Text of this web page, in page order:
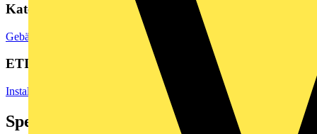
Kategorien
Gebäudeleittechnik & Automation Lichtsteuerungssysteme
ETIM Group
Installationsbussysteme
Spezifikationen